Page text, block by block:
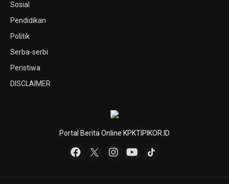
Sosial
Pendidikan
Politik
Serba-serbi
Peristiwa
DISCLAIMER
Portal Berita Online KPKTIPIKOR.ID